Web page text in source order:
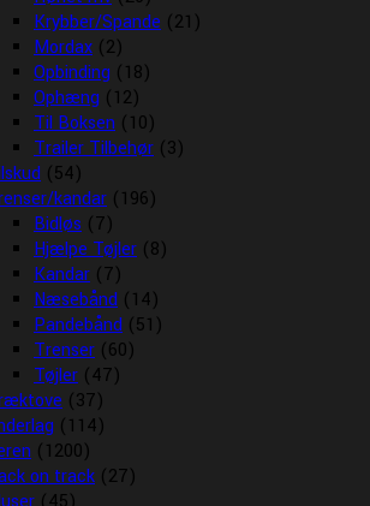
Krybber/Spande (21)
Mordax (2)
Opbinding (18)
Ophæng (12)
Til Boksen (10)
Trailer Tilbehør (3)
(54)
kandar (196)
Bidløs (7)
Hjælpe Tøjler (8)
Kandar (7)
Næsebånd (14)
Pandebånd (51)
Trenser (60)
Tøjler (47)
(37)
(114)
(1200)
on track (27)